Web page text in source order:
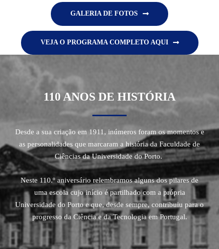
GALERIA DE FOTOS
VEJA O PROGRAMA COMPLETO AQUI
110 ANOS DE HISTÓRIA
Desde a sua criação em 1911, inúmeros foram os momentos e
as personalidades que marcaram a história da Faculdade de
Ciências da Universidade do Porto.
Neste 110.º aniversário relembramos alguns dos pilares de
uma escola cujo início é partilhado com a própria
Universidade do Porto e que, desde sempre, contribuiu para o
progresso da Ciência e da Tecnologia em Portugal.